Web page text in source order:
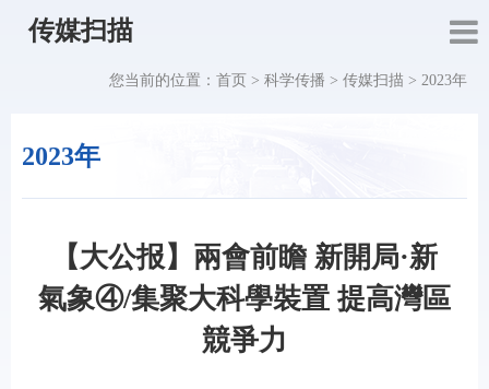
传媒扫描
2023年
您当前的位置： 首页 > 科学传播 > 传媒扫描 > 2023年
【大公报】兩會前瞻 新開局·新
氣象④/集聚大科學裝置 提高灣區
競爭力